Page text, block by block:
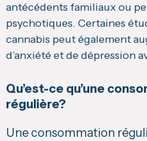
antécédents familiaux ou
psychotiques. Certaines
cannabis peut également
d’anxiété et de dépression
Qu’est-ce qu’une
régulière?
Une consommation